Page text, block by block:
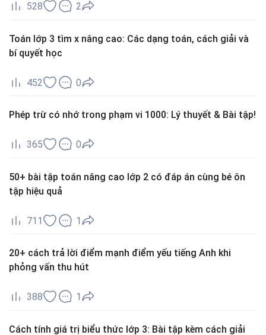
528 2
Toán lớp 3 tìm x nâng cao: Các dạng toán, cách giải và
bí quyết học
452 0
Phép trừ có nhớ trong phạm vi 1000: Lý thuyết & Bài tập!
365 0
50+ bài tập toán nâng cao lớp 2 có đáp án cùng bé ôn
tập hiệu quả
711 1
20+ cách trả lời điểm mạnh điểm yếu tiếng Anh khi
phỏng vấn thu hút
388 1
Cách tính giá trị biểu thức lớp 3: Bài tập kèm cách giải